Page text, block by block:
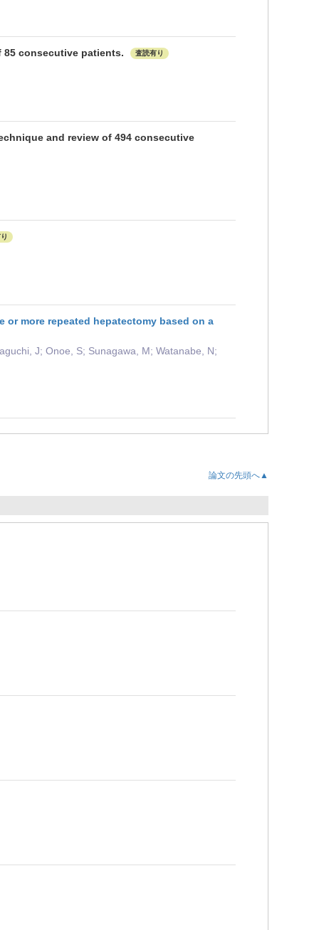
consecutive patients. 査読有り
and review of 494 consecutive
more repeated hepatectomy based on a
J; Onoe, S; Sunagawa, M; Watanabe, N;
論文の先頭へ▲